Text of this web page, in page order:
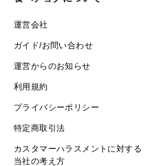
運営会社
ガイド/お問い合わせ
運営からのお知らせ
利用規約
プライバシーポリシー
特定商取引法
カスタマーハラスメントに対する
当社の考え方